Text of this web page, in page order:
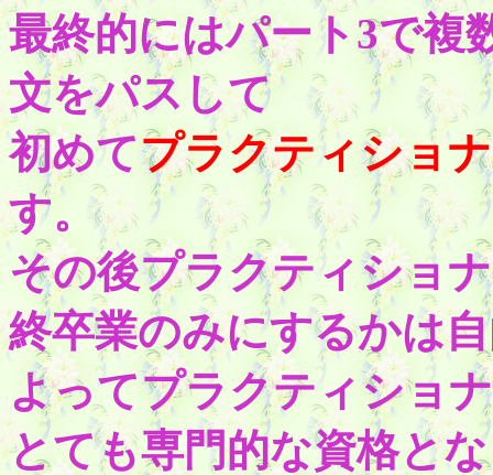
最終的にはパート3で複
文をパスして
初めてプラクティショ
す。
その後プラクティショ
終卒業のみにするかは
よってプラクティショ
とても専門的な資格と